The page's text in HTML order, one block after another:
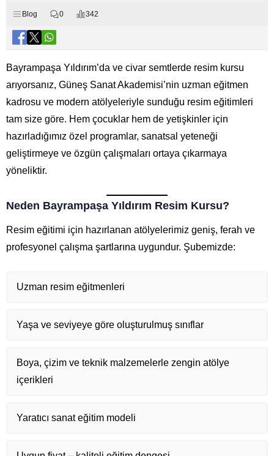
Blog 0 342
Bayrampaşa Yıldırım’da ve civar semtlerde resim kursu
arıyorsanız, Güneş Sanat Akademisi’nin uzman eğitmen
kadrosu ve modern atölyeleriyle sunduğu resim eğitimleri
tam size göre. Hem çocuklar hem de yetişkinler için
hazırladığımız özel programlar, sanatsal yeteneği
geliştirmeye ve özgün çalışmaları ortaya çıkarmaya
yöneliktir.
Neden Bayrampaşa Yıldırım Resim Kursu?
Resim eğitimi için hazırlanan atölyelerimiz geniş, ferah ve
profesyonel çalışma şartlarına uygundur. Şubemizde:
Uzman resim eğitmenleri
Yaşa ve seviyeye göre oluşturulmuş sınıflar
Boya, çizim ve teknik malzemelerle zengin atölye
içerikleri
Yaratıcı sanat eğitim modeli